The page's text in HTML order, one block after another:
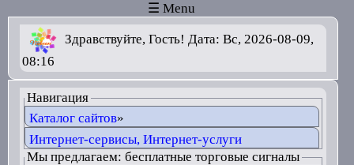
☰ Menu
Здравствуйте, Гость! Дата: Вс, 2026-08-09,
08:16
Навигация
Каталог сайтов»
Интернет-сервисы, Интернет-услуги
Мы предлагаем: бесплатные торговые сигналы